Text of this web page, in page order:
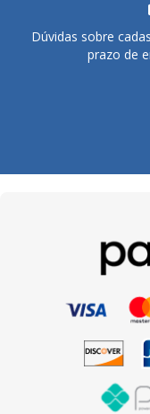
Dúvidas sobre
prazo de